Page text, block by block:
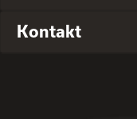
Kontakt